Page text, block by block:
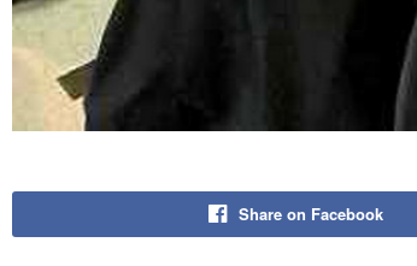
Share on Facebook